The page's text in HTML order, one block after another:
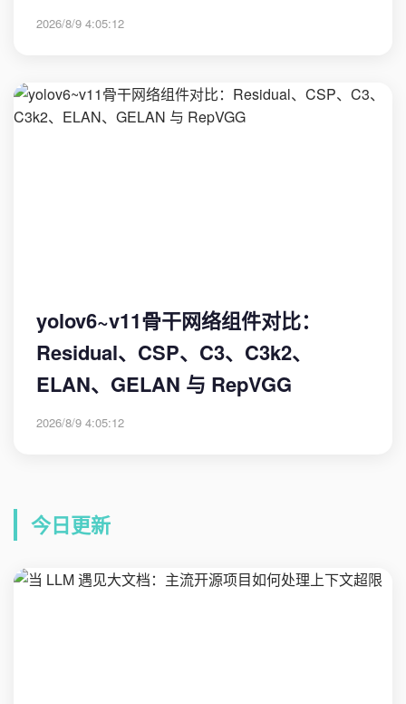
2026/8/9 4:05:12
yolov6~v11骨干网络组件对比：
Residual、CSP、C3、C3k2、
ELAN、GELAN 与 RepVGG
2026/8/9 4:05:12
今日更新